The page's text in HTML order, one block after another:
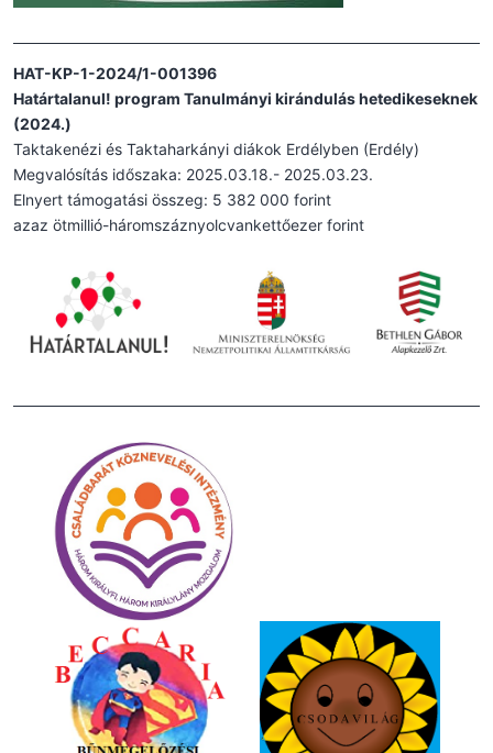
HAT-KP-1-2024/1-001396
Határtalanul! program Tanulmányi kirándulás hetedikeseknek
(2024.)
Taktakenézi és Taktaharkányi diákok Erdélyben (Erdély)
Megvalósítás időszaka: 2025.03.18.- 2025.03.23.
Elnyert támogatási összeg: 5 382 000 forint
azaz ötmillió-háromszáznyolcvankettőezer forint